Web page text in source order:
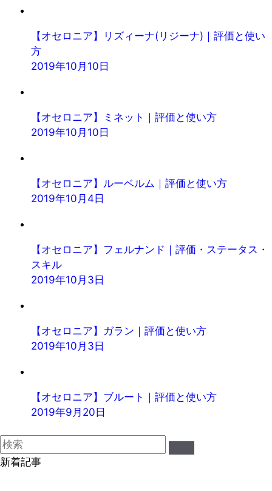
【オセロニア】リズィーナ(リジーナ)｜評価と使い
方
2019年10月10日
【オセロニア】ミネット｜評価と使い方
2019年10月10日
【オセロニア】ルーベルム｜評価と使い方
2019年10月4日
【オセロニア】フェルナンド｜評価・ステータス・
スキル
2019年10月3日
【オセロニア】ガラン｜評価と使い方
2019年10月3日
【オセロニア】ブルート｜評価と使い方
2019年9月20日
新着記事